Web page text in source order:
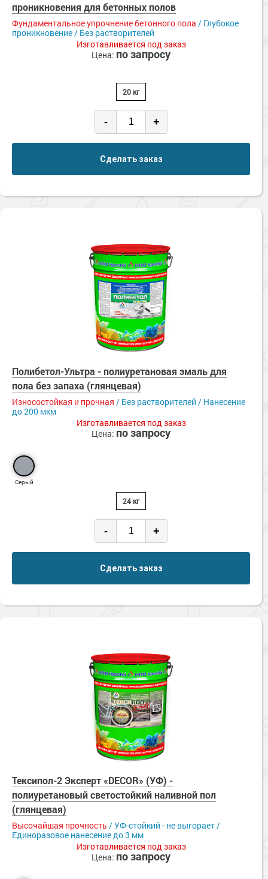
проникновения для бетонных полов
Фундаментальное упрочнение бетонного пола / Глубокое
проникновение / Без растворителей
Изготавливается под заказ
Цена: по запросу
20 кг
- +
Сделать заказ
Полибетол-Ультра - полиуретановая эмаль для
пола без запаха (глянцевая)
Износостойкая и прочная / Без растворителей / Нанесение
до 200 мкм
Изготавливается под заказ
Цена: по запросу
Серый
24 кг
- +
Сделать заказ
Тексипол-2 Эксперт «DECOR» (УФ) -
полиуретановый светостойкий наливной пол
(глянцевая)
Высочайшая прочность / УФ-стойкий - не выгорает /
Единоразовое нанесение до 3 мм
Изготавливается под заказ
Цена: по запросу